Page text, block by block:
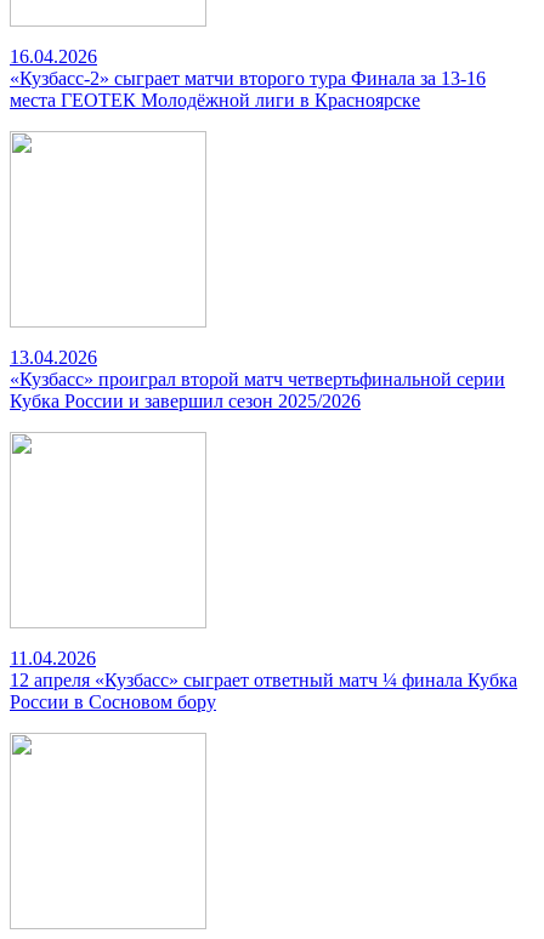
16.04.2026
«Кузбасс-2» сыграет матчи второго тура Финала за 13-16
места ГЕОТЕК Молодёжной лиги в Красноярске
13.04.2026
«Кузбасс» проиграл второй матч четвертьфинальной серии
Кубка России и завершил сезон 2025/2026
11.04.2026
12 апреля «Кузбасс» сыграет ответный матч ¼ финала Кубка
России в Сосновом бору